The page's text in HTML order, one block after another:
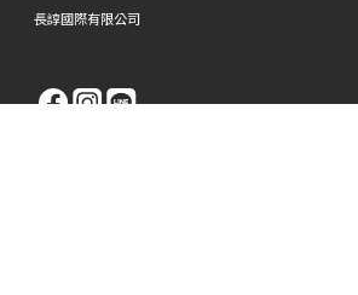
長諄國際有限公司